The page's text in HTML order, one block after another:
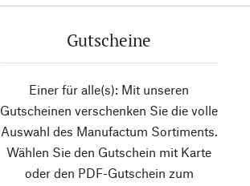
Gutscheine
Einer für alle(s): Mit unseren
Gutscheinen verschenken Sie die volle
Auswahl des Manufactum Sortiments.
Wählen Sie den Gutschein mit Karte
oder den PDF-Gutschein zum